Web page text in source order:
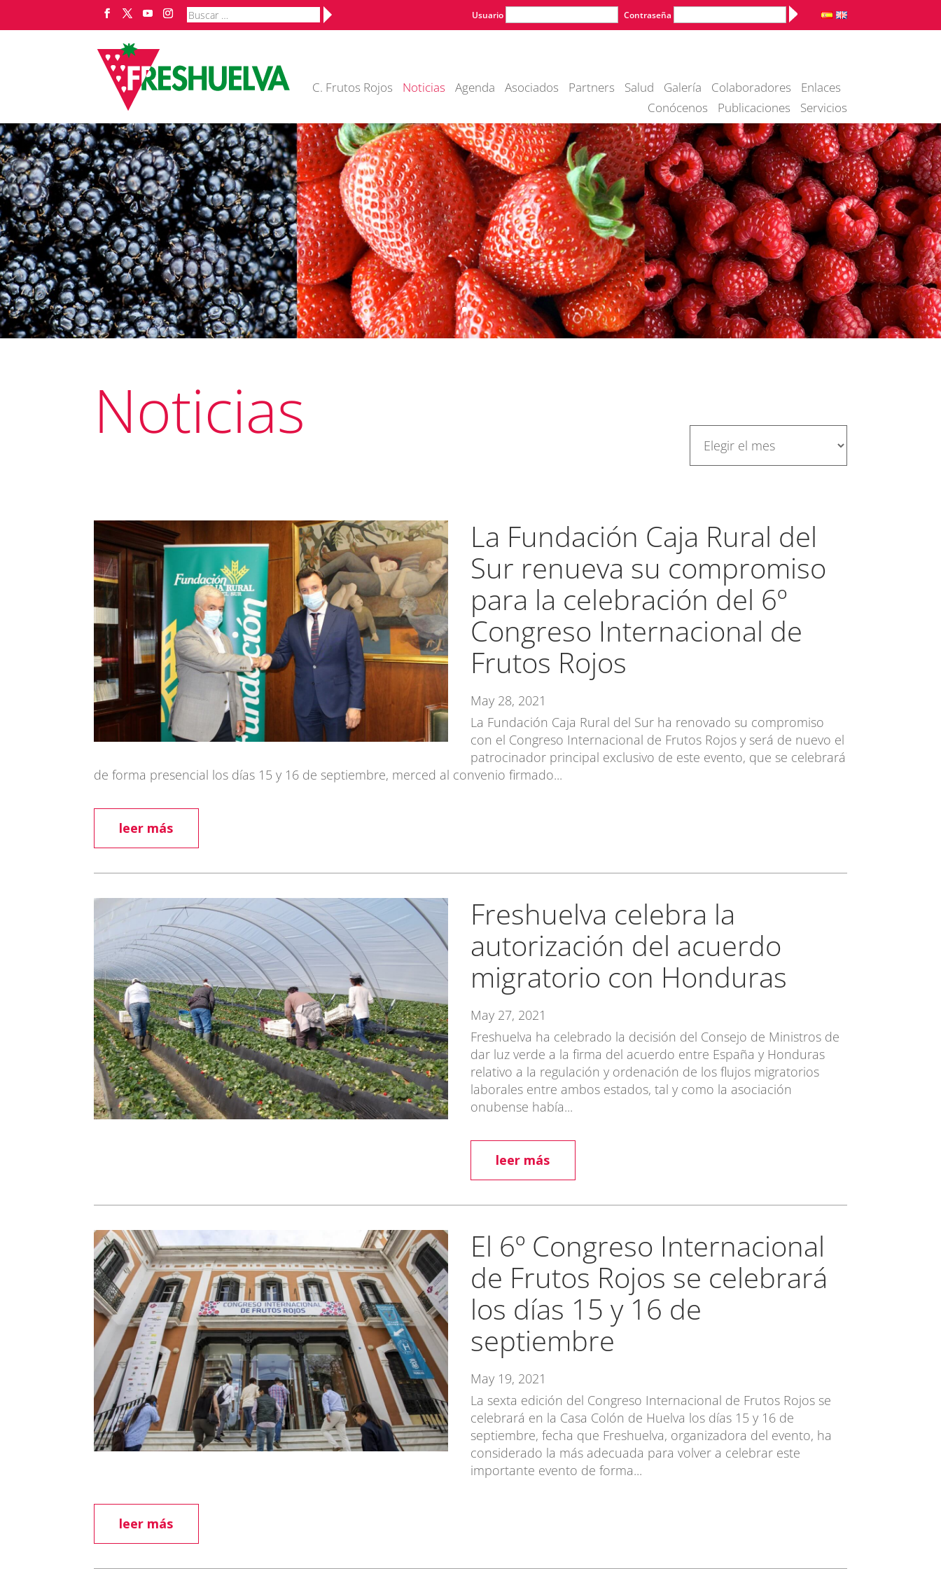
Usuario Contraseña Alternative:
C. Frutos Rojos Noticias Agenda Asociados Partners Salud Galería Colaboradores
Enlaces
Conócenos
Publicaciones Servicios
Noticias
La Fundación Caja Rural del
Sur renueva su compromiso
para la celebración del 6º
Congreso Internacional de
Frutos Rojos
May 28, 2021
La Fundación Caja Rural del Sur ha renovado su compromiso
con el Congreso Internacional de Frutos Rojos y será de nuevo el
patrocinador principal exclusivo de este evento, que se celebrará
de forma presencial los días 15 y 16 de septiembre, merced al convenio firmado...
leer más
Freshuelva celebra la
autorización del acuerdo
migratorio con Honduras
May 27, 2021
Freshuelva ha celebrado la decisión del Consejo de Ministros de
dar luz verde a la firma del acuerdo entre España y Honduras
relativo a la regulación y ordenación de los flujos migratorios
laborales entre ambos estados, tal y como la asociación
onubense había...
leer más
El 6º Congreso Internacional
de Frutos Rojos se celebrará
los días 15 y 16 de
septiembre
May 19, 2021
La sexta edición del Congreso Internacional de Frutos Rojos se
celebrará en la Casa Colón de Huelva los días 15 y 16 de
septiembre, fecha que Freshuelva, organizadora del evento, ha
considerado la más adecuada para volver a celebrar este
importante evento de forma...
leer más